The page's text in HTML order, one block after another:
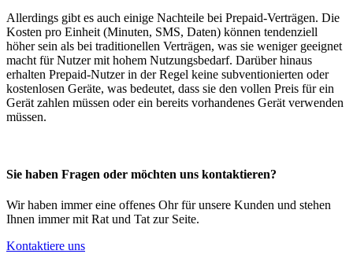
Allerdings gibt es auch einige Nachteile bei Prepaid-Verträgen. Die
Kosten pro Einheit (Minuten, SMS, Daten) können tendenziell
höher sein als bei traditionellen Verträgen, was sie weniger geeignet
macht für Nutzer mit hohem Nutzungsbedarf. Darüber hinaus
erhalten Prepaid-Nutzer in der Regel keine subventionierten oder
kostenlosen Geräte, was bedeutet, dass sie den vollen Preis für ein
Gerät zahlen müssen oder ein bereits vorhandenes Gerät verwenden
müssen.
Sie haben Fragen oder möchten uns kontaktieren?
Wir haben immer eine offenes Ohr für unsere Kunden und stehen
Ihnen immer mit Rat und Tat zur Seite.
Kontaktiere uns